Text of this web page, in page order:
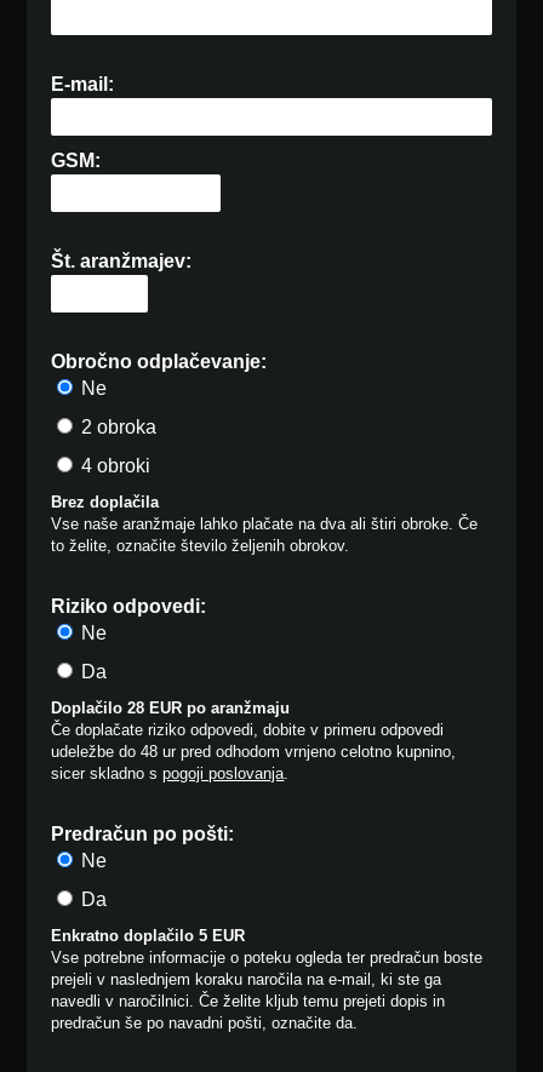
E-mail:
GSM:
Št. aranžmajev:
Obročno odplačevanje:
Ne
2 obroka
4 obroki
Brez doplačila
Vse naše aranžmaje lahko plačate na dva ali štiri obroke. Če
to želite, označite število željenih obrokov.
Riziko odpovedi:
Ne
Da
Doplačilo 28 EUR po aranžmaju
Če doplačate riziko odpovedi, dobite v primeru odpovedi
udeležbe do 48 ur pred odhodom vrnjeno celotno kupnino,
sicer skladno spogoji poslovanja.
Predračun po pošti:
Ne
Da
Enkratno doplačilo 5 EUR
Vse potrebne informacije o poteku ogleda ter predračun boste
prejeli v naslednjem koraku naročila na e-mail, ki ste ga
navedli v naročilnici. Če želite kljub temu prejeti dopis in
predračun še po navadni pošti, označite da.